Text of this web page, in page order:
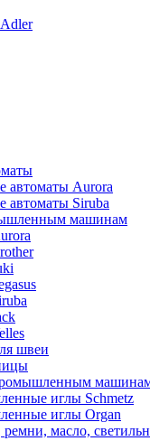
автоматы Aurora
Siruba
машинам
швеи
иглы Schmetz
иглы Organ
масло,